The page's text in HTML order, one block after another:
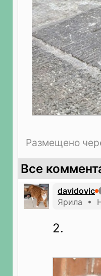
Размещено
Все
davidovic
Ярила •
2.